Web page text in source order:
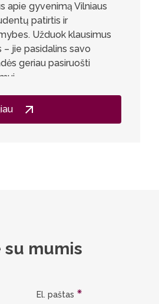
apie gyvenimą Vilniaus
patirtis ir
Užduok klausimus
jie pasidalins savo
geriau pasiruošti
mumis
El. paštas